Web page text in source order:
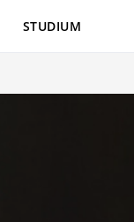
STUDIUM